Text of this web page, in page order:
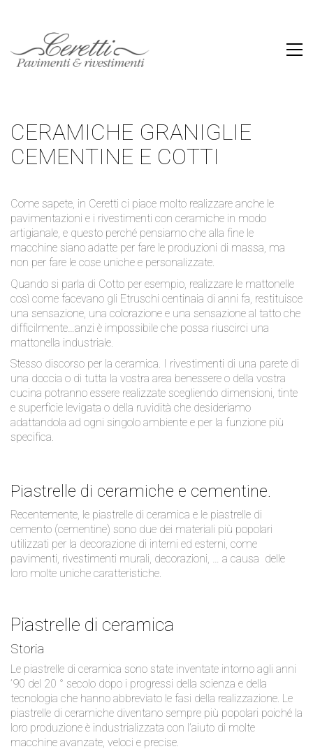
CERAMICHE GRANIGLIE
CEMENTINE E COTTI
Come sapete, in Ceretti ci piace molto realizzare anche le
pavimentazioni e i rivestimenti con ceramiche in modo
artigianale, e questo perché pensiamo che alla fine le
macchine siano adatte per fare le produzioni di massa, ma
non per fare le cose uniche e personalizzate.
Quando si parla di Cotto per esempio, realizzare le mattonelle
così come facevano gli Etruschi centinaia di anni fa, restituisce
una sensazione, una colorazione e una sensazione al tatto che
difficilmente…anzi è impossibile che possa riuscirci una
mattonella industriale.
Stesso discorso per la ceramica. I rivestimenti di una parete di
una doccia o di tutta la vostra area benessere o della vostra
cucina potranno essere realizzate scegliendo dimensioni, tinte
e superficie levigata o della ruvidità che desideriamo
adattandola ad ogni singolo ambiente e per la funzione più
specifica.
Piastrelle di ceramiche e cementine.
Recentemente, le piastrelle di ceramica e le piastrelle di
cemento (cementine) sono due dei materiali più popolari
utilizzati per la decorazione di interni ed esterni, come
pavimenti, rivestimenti murali, decorazioni, … a causa delle
loro molte uniche caratteristiche.
Piastrelle di ceramica
Storia
Le piastrelle di ceramica sono state inventate intorno agli anni
’90 del 20 ° secolo dopo i progressi della scienza e della
tecnologia che hanno abbreviato le fasi della realizzazione. Le
piastrelle di ceramiche diventano sempre più popolari poiché la
loro produzione è industrializzata con l’aiuto di molte
macchine avanzate, veloci e precise.